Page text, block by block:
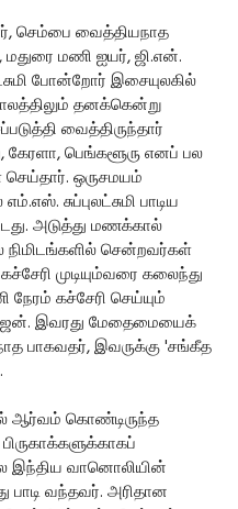
செம்பை வைத்தியநாத
மதுரை மணி ஐயர், ஜி.என்.
போன்றோர் இசையுலகில்
தனக்கென்று
வைத்திருந்தார்
கேரளா, பெங்களூரு எனப் பல
ஒருசமயம்
சுப்புலட்சுமி பாடிய
அடுத்து மணக்கால்
நிமிடங்களில் சென்றவர்கள்
முடியும்வரை கலைந்து
கச்சேரி செய்யும்
இவரது மேதைமையைக்
பாகவதர், இவருக்கு 'சங்கீத
ஆர்வம் கொண்டிருந்த
இந்திய வானொலியின்
பாடி வந்தவர். அரிதான